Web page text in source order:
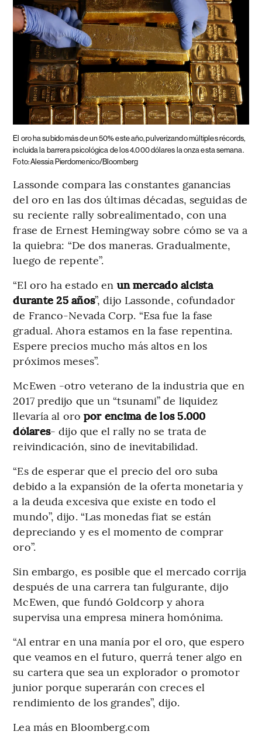
El oro ha subido más de un 50% este año, pulverizando múltiples récords,
incluida la barrera psicológica de los 4.000 dólares la onza esta semana.
Foto: Alessia Pierdomenico/Bloomberg
Lassonde compara las constantes ganancias
del oro en las dos últimas décadas, seguidas de
su reciente rally sobrealimentado, con una
frase de Ernest Hemingway sobre cómo se va a
la quiebra: “De dos maneras. Gradualmente,
luego de repente”.
“El oro ha estado en un mercado alcista
durante 25 años”, dijo Lassonde, cofundador
de Franco-Nevada Corp. “Esa fue la fase
gradual. Ahora estamos en la fase repentina.
Espere precios mucho más altos en los
próximos meses”.
McEwen -otro veterano de la industria que en
2017 predijo que un “tsunami” de liquidez
llevaría al oro por encima de los 5.000
dólares- dijo que el rally no se trata de
reivindicación, sino de inevitabilidad.
“Es de esperar que el precio del oro suba
debido a la expansión de la oferta monetaria y
a la deuda excesiva que existe en todo el
mundo”, dijo. “Las monedas fiat se están
depreciando y es el momento de comprar
oro”.
Sin embargo, es posible que el mercado corrija
después de una carrera tan fulgurante, dijo
McEwen, que fundó Goldcorp y ahora
supervisa una empresa minera homónima.
“Al entrar en una manía por el oro, que espero
que veamos en el futuro, querrá tener algo en
su cartera que sea un explorador o promotor
junior porque superarán con creces el
rendimiento de los grandes”, dijo.
Lea más en Bloomberg.com